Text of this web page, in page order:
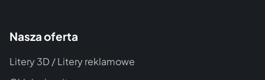
Nasza oferta
Litery 3D / Litery reklamowe